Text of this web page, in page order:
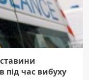
під час вибуху